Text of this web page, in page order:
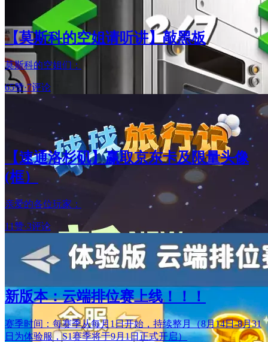
【莫斯科的空姐请听讲】敲黑板
莫斯科的空姐们：
65赞·7评论
【速通洛杉矶】赢取京东卡及限量头像
(框）
亲爱的各位玩家：
11赞·3评论
新版本：云端排位赛上线！！！
赛季时间：每赛季从每月1日开始，持续整月（8月14日-8月31
日为体验服，S1赛季将于9月1日正式开启）